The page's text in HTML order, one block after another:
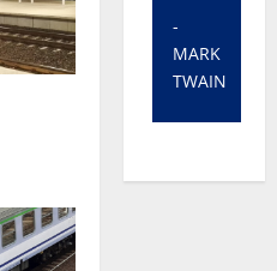
-
MARK
TWAIN